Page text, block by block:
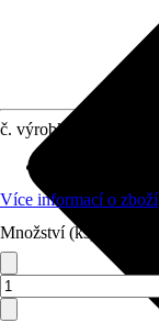
č. výrobku
Více informací o zboží
Množství (ks)